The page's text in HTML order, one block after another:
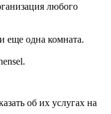
любого
еще одна комната.
об их услугах на